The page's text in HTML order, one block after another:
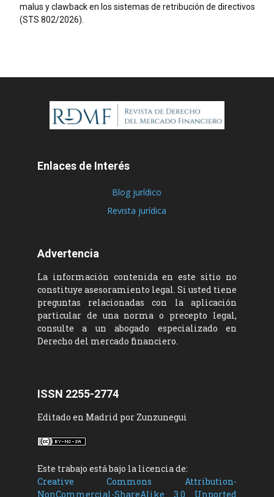
malus y clawback en los sistemas de retribución de directivos
(STS 802/2026).
Enlaces de Interés
Blog jurídico
Revista jurídica
Advertencia
La información contenida en este sitio no
constituye asesoramiento legal. Si usted tiene
preguntas relacionadas con la aplicación
particular de una norma o precepto legal,
consulte a un abogado especializado en
Derecho del mercado financiero.
ISSN 2255-2774
Editado en Madrid por Zunzunegui
Este trabajo está bajo la licencia de:
Creative Commons Attribution-
NonCommercial-ShareAlike 3.0 Unported